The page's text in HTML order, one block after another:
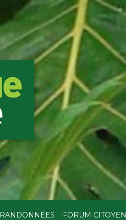
RANDONNÉES FORUM CITOYEN